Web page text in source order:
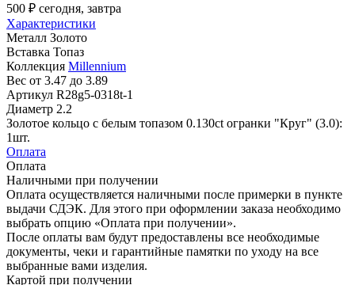
500 ₽ сегодня, завтра
Характеристики
Металл Золото
Вставка Топаз
Коллекция Millennium
Вес от 3.47 до 3.89
Артикул R28g5-0318t-1
Диаметр 2.2
Золотое кольцо с белым топазом 0.130ct огранки "Круг" (3.0):
1шт.
Оплата
Оплата
Наличными при получении
Оплата осуществляется наличными после примерки в пункте
выдачи СДЭК. Для этого при оформлении заказа необходимо
выбрать опцию «Оплата при получении».
После оплаты вам будут предоставлены все необходимые
документы, чеки и гарантийные памятки по уходу на все
выбранные вами изделия.
Картой при получении